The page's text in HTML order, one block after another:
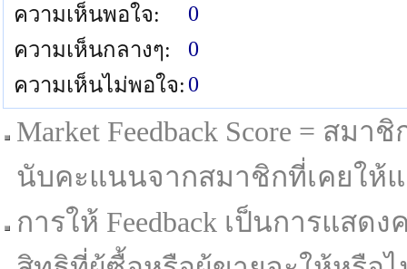
ความเห็นพอใจ:
0
ความเห็นกลางๆ:
0
ความเห็นไม่พอใจ: 0
Market Feedback Score = สม
นับคะแนนจากสมาชิกที่เคยให้
การให้ Feedback เป็นการแส